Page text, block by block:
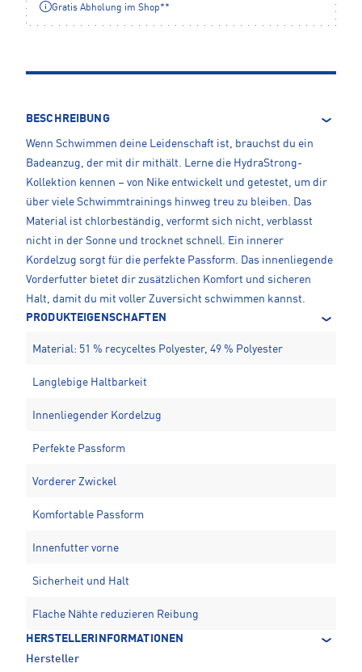
Gratis Abholung im Shop**
BESCHREIBUNG
Wenn Schwimmen deine Leidenschaft ist, brauchst du ein
Badeanzug, der mit dir mithält. Lerne die HydraStrong-
Kollektion kennen – von Nike entwickelt und getestet, um dir
über viele Schwimmtrainings hinweg treu zu bleiben. Das
Material ist chlorbeständig, verformt sich nicht, verblasst
nicht in der Sonne und trocknet schnell. Ein innerer
Kordelzug sorgt für die perfekte Passform. Das innenliegende
Vorderfutter bietet dir zusätzlichen Komfort und sicheren
Halt, damit du mit voller Zuversicht schwimmen kannst.
PRODUKTEIGENSCHAFTEN
Material: 51 % recyceltes Polyester, 49 % Polyester
Langlebige Haltbarkeit
Innenliegender Kordelzug
Perfekte Passform
Vorderer Zwickel
Komfortable Passform
Innenfutter vorne
Sicherheit und Halt
Flache Nähte reduzieren Reibung
HERSTELLERINFORMATIONEN
Hersteller